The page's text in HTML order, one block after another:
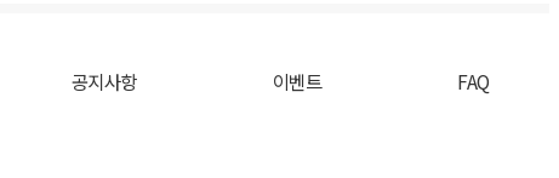
공지사항 이벤트 FAQ